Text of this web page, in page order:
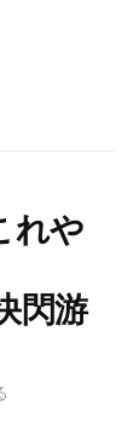
れや
閃游